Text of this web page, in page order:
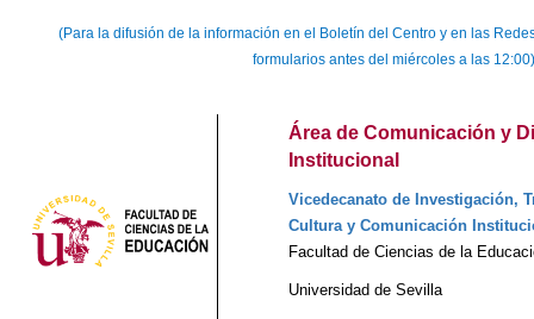
(Para la difusión de la información en el Boletín del Centro y en las
formularios antes del miércoles a las 12:00)
Área de Comunicación y
Institucional
Vicedecanato de Investigación,
Cultura y Comunicación
Facultad de Ciencias de la
Universidad de Sevilla